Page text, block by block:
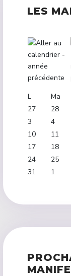
LES
L Ma
27
28
3
4
10
11
17
18
24
25
31
1